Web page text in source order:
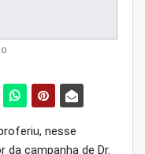
nesse
da campanha de Dr.